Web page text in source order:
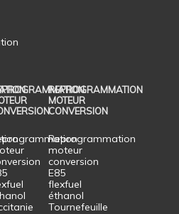
REPROGRAMMATION
MOTEUR
CONVERSION
Reprogrammation
moteur
conversion
E85
flexfuel
éthanol
Tournefeuille